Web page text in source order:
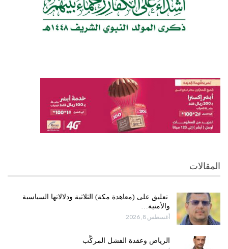
المقالات
تعليق على (معاهدة مكة) الثلاثية ودلالاتها السياسية
والأمنية…
أغسطس 8, 2026
الرياض وعقدة الفشل المركَّب